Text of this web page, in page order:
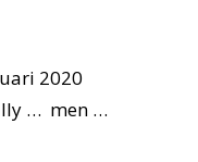
… men …